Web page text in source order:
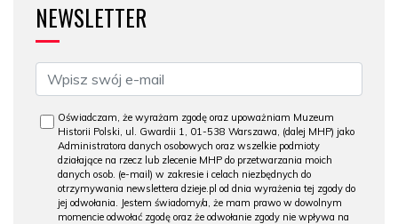
NEWSLETTER
Oświadczam, że wyrażam zgodę oraz upoważniam Muzeum
Historii Polski, ul. Gwardii 1, 01-538 Warszawa, (dalej MHP) jako
Administratora danych osobowych oraz wszelkie podmioty
działające na rzecz lub zlecenie MHP do przetwarzania moich
danych osob. (e-mail) w zakresie i celach niezbędnych do
otrzymywania newslettera dzieje.pl od dnia wyrażenia tej zgody do
jej odwołania. Jestem świadomy/a, że mam prawo w dowolnym
momencie odwołać zgodę oraz że odwołanie zgody nie wpływa na